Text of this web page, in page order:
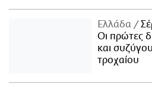
Ελλάδα
Οι πρώτες
και
τροχαίου